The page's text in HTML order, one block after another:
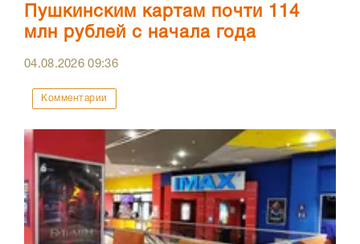
Пушкинским картам почти 114
млн рублей с начала года
04.08.202609:36
Комментарии